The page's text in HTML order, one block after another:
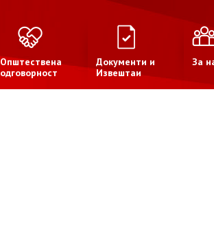
Општествена
одговорност
Документи и
Извештаи
За